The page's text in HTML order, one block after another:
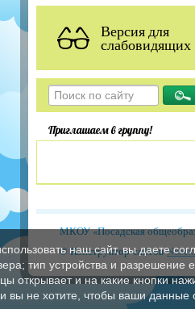
Версия для
слабовидящих
Приглашаем в группу!
МКОУ «Посадская
© Конструктор сайтов
наш сайт, вы даете
тип устройства и разрешение
открывает и на какие кнопки
вы не хотите, чтобы ваши данные